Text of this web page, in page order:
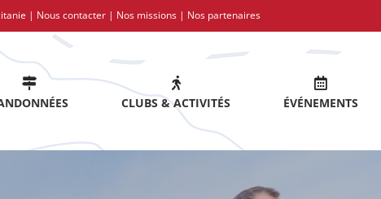
| Nous contacter | Nos missions | Nos partenaires
CLUBS & ACTIVITÉS ÉVÉNEMENTS